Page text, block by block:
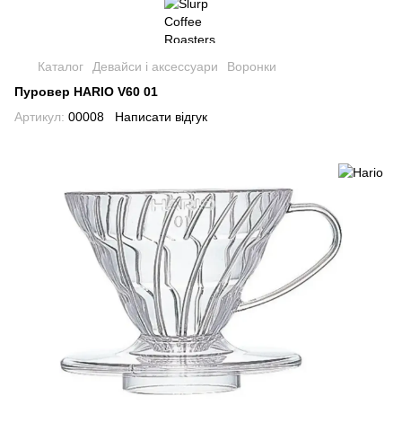
Каталог Девайси і аксессуари
Воронки
Пуровер HARIO V60 01
Артикул: 00008 Написати відгук